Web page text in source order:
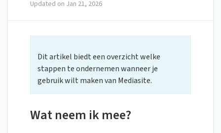
Updated on Jan 21, 2026
Dit artikel biedt een overzicht welke
stappen te ondernemen wanneer je
gebruik wilt maken van Mediasite.
Wat neem ik mee?